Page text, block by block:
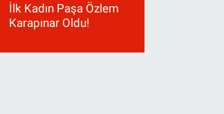
İlk Kadın Paşa Özlem
Karapınar Oldu!